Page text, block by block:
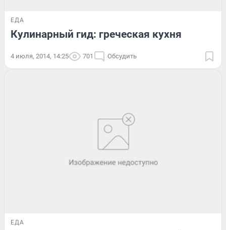
ЕДА
Кулинарный гид: греческая кухня
4 июля, 2014, 14:25 701 Обсудить
ЕДА